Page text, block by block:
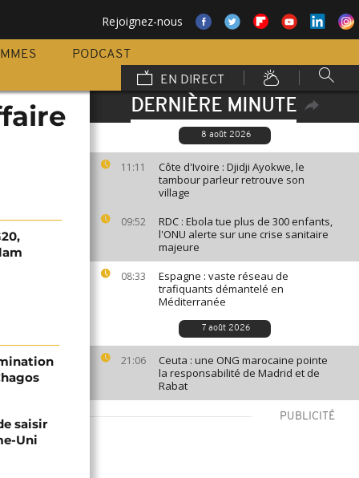
Rejoignez-nous
PODCAST
EN DIRECT
DERNIÈRE MINUTE
8 août 2026
11:11
Côte d'Ivoire : Djidji Ayokwe, le
tambour parleur retrouve son
village
09:52
RDC : Ebola tue plus de 300 enfants,
l'ONU alerte sur une crise sanitaire
majeure
08:33
Espagne : vaste réseau de
trafiquants démantelé en
Méditerranée
7 août 2026
21:06
Ceuta : une ONG marocaine pointe
la responsabilité de Madrid et de
Rabat
PUBLICITÉ
saisir
Uni